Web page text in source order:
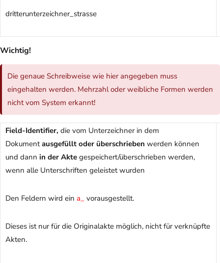
dritterunterzeichner_strasse
Wichtig!
Die genaue Schreibweise wie hier angegeben muss
eingehalten werden. Mehrzahl oder weibliche Formen werden
nicht vom System erkannt!
Field-Identifier, die vom Unterzeichner in dem
Dokument ausgefüllt oder überschrieben werden können
und dann in der Akte gespeichert/überschrieben werden,
wenn alle Unterschriften geleistet wurden
Den Feldern wird ein a_ vorausgestellt.
Dieses ist nur für die Originalakte möglich, nicht für verknüpfte
Akten.